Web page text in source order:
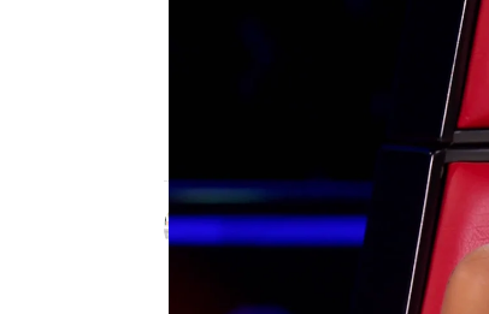
Un joven talento
David Calvo, del equipo de Lola
en el Asalto Final de La Voz Kids,
Celia Gil
12 de julio de